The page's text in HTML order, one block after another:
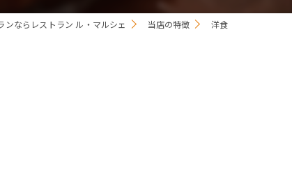
ンならレストラン ル・マルシェ 当店の特徴 洋食